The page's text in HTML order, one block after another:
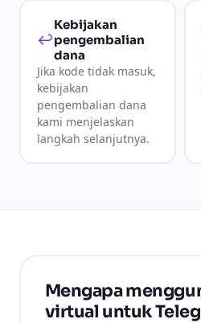
↩
Kebijakan
pengembalian
dana
Jika kode tidak masuk,
kebijakan
pengembalian dana
kami menjelaskan
langkah selanjutnya.
Mengapa
virtual untuk